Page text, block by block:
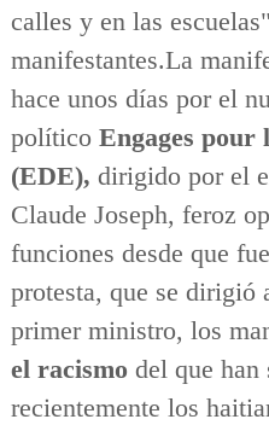
calles y en las
manifestantes.La
hace unos días por el
político Engages pour
(EDE), dirigido por el
Claude Joseph, feroz
funciones desde que
protesta, que se dirigió
primer ministro, los
el racismo del que han
recientemente los